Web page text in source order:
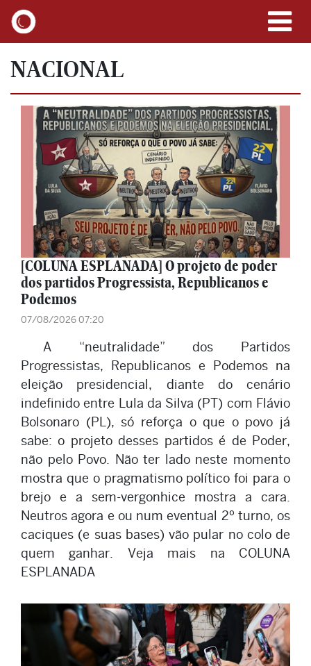
NACIONAL
[COLUNA ESPLANADA] O projeto de poder
dos partidos Progressista, Republicanos e
Podemos
07/08/2026 07:20
A “neutralidade” dos Partidos
Progressistas, Republicanos e Podemos na
eleição presidencial, diante do cenário
indefinido entre Lula da Silva (PT) com Flávio
Bolsonaro (PL), só reforça o que o povo já
sabe: o projeto desses partidos é de Poder,
não pelo Povo. Não ter lado neste momento
mostra que o pragmatismo político foi para o
brejo e a sem-vergonhice mostra a cara.
Neutros agora e ou num eventual 2º turno, os
caciques (e suas bases) vão pular no colo de
quem ganhar. Veja mais na COLUNA
ESPLANADA